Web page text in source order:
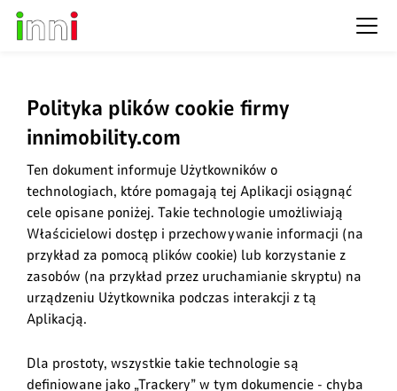
Polityka plików cookie firmy
innimobility.com
Ten dokument informuje Użytkowników o
technologiach, które pomagają tej Aplikacji osiągnąć
cele opisane poniżej. Takie technologie umożliwiają
Właścicielowi dostęp i przechowywanie informacji (na
przykład za pomocą plików cookie) lub korzystanie z
zasobów (na przykład przez uruchamianie skryptu) na
urządzeniu Użytkownika podczas interakcji z tą
Aplikacją.
Dla prostoty, wszystkie takie technologie są
definiowane jako „Trackery” w tym dokumencie - chyba